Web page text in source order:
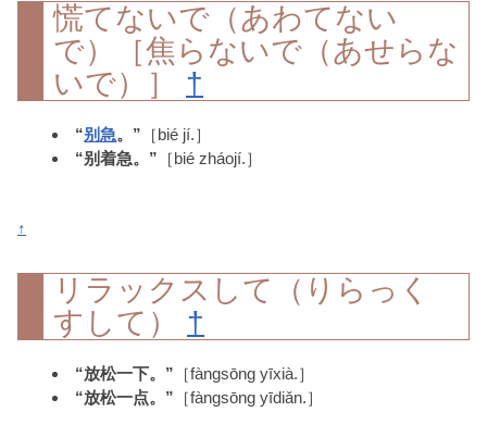
慌てないで（あわてない
で）［焦らないで（あせらな
いで）］ †
“别急。” ［bié jí.］
“别着急。” ［bié zháojí.］
↑
リラックスして（りらっく
すして） †
“放松一下。” ［fàngsōng yīxià.］
“放松一点。” ［fàngsōng yīdiǎn.］